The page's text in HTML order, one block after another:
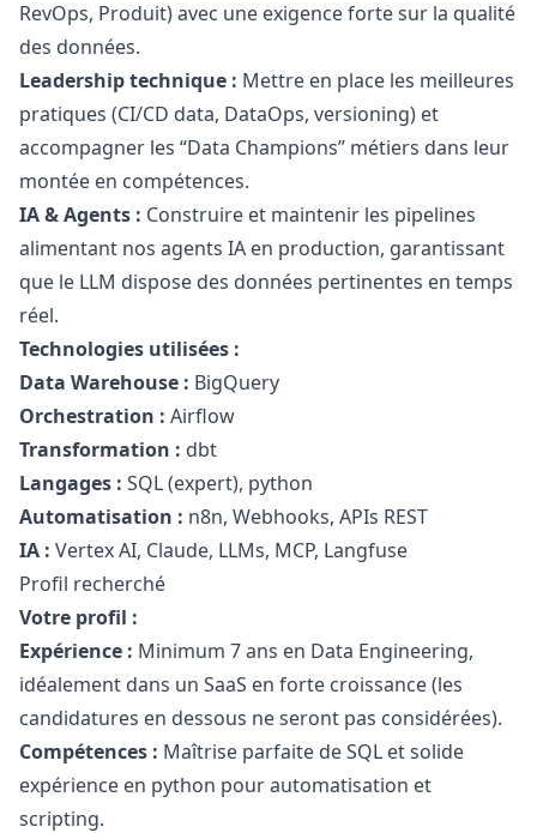
RevOps, Produit) avec une exigence forte sur la qualité
des données.
Leadership technique : Mettre en place les meilleures
pratiques (CI/CD data, DataOps, versioning) et
accompagner les “Data Champions” métiers dans leur
montée en compétences.
IA & Agents : Construire et maintenir les pipelines
alimentant nos agents IA en production, garantissant
que le LLM dispose des données pertinentes en temps
réel.
Technologies utilisées :
Data Warehouse : BigQuery
Orchestration : Airflow
Transformation : dbt
Langages : SQL (expert), python
Automatisation : n8n, Webhooks, APIs REST
IA : Vertex AI, Claude, LLMs, MCP, Langfuse
Profil recherché
Votre profil :
Expérience : Minimum 7 ans en Data Engineering,
idéalement dans un SaaS en forte croissance (les
candidatures en dessous ne seront pas considérées).
Compétences : Maîtrise parfaite de SQL et solide
expérience en python pour automatisation et
scripting.